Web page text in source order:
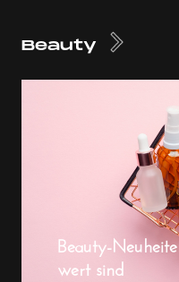
Beauty
Beauty-
wert sind